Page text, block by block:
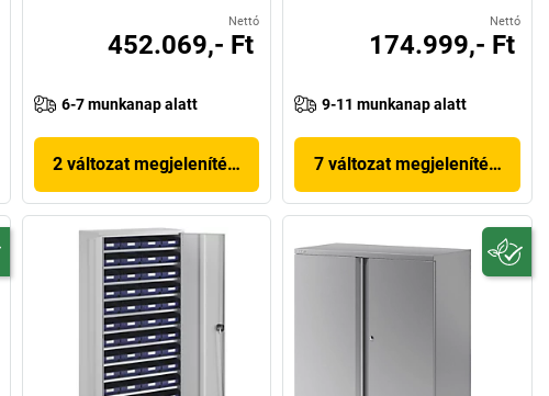
Nettó
452.069,- Ft
6-7 munkanap alatt
2 változat megjelenítése
Nettó
174.999,- Ft
9-11 munkanap alatt
7 változat megjelenítése